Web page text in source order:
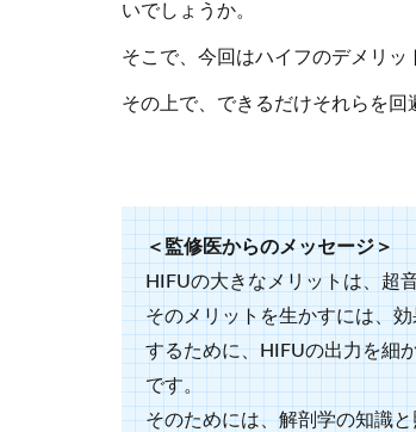
いでしょうか。
そこで、今回はハイフのデメリッ
その上で、できるだけそれらを回
＜監修医からのメッセージ＞
HIFUの大きなメリットは、超
そのメリットを生かすには、
するために、HIFUの出力を細
です。
そのためには、解剖学の知識